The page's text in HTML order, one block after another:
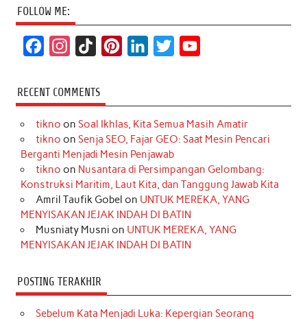
FOLLOW ME:
c
e
b
o
k
s
t
a
r
a
m
k
T
o
k
t
e
e
s
t
k
e
d
I
n
t
t
r
T
u
e
RECENT COMMENTS
tikno on Soal Ikhlas, Kita Semua Masih Amatir
tikno on Senja SEO, Fajar GEO: Saat Mesin Pencari
Berganti Menjadi Mesin Penjawab
tikno on Nusantara di Persimpangan Gelombang:
Konstruksi Maritim, Laut Kita, dan Tanggung Jawab Kita
Amril Taufik Gobel on UNTUK MEREKA, YANG
MENYISAKAN JEJAK INDAH DI BATIN
Musniaty Musni on UNTUK MEREKA, YANG
MENYISAKAN JEJAK INDAH DI BATIN
POSTING TERAKHIR
Sebelum Kata Menjadi Luka: Kepergian Seorang